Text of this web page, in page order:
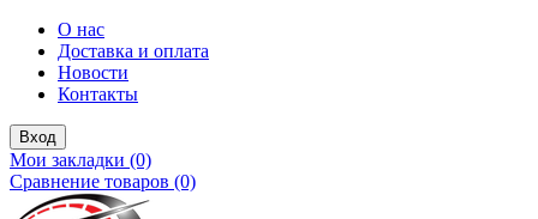
О нас
Доставка и оплата
Новости
Контакты
Вход
Мои закладки (0)
Сравнение товаров (0)